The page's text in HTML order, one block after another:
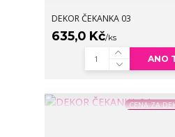
DEKOR ČEKANKA 03
635,0 Kč/ks
ANO
CENA ZA